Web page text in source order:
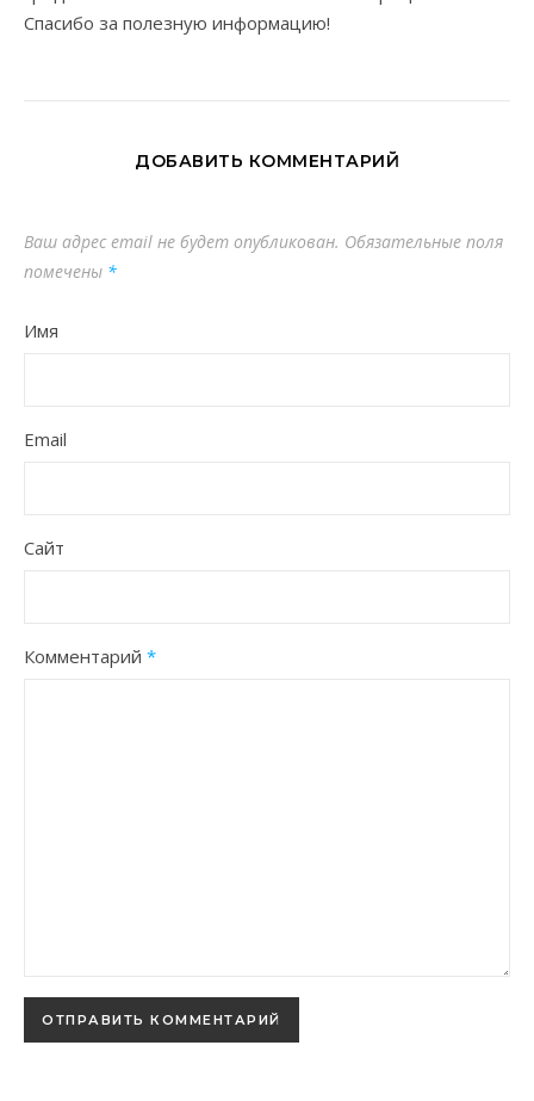
Спасибо за полезную информацию!
ДОБАВИТЬ КОММЕНТАРИЙ
Ваш адрес email не будет опубликован. Обязательные поля
помечены *
Имя
Email
Сайт
Комментарий *